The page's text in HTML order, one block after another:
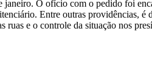
janeiro. O ofício com o pedido foi
Entre outras providências, é
ruas e o controle da situação nos